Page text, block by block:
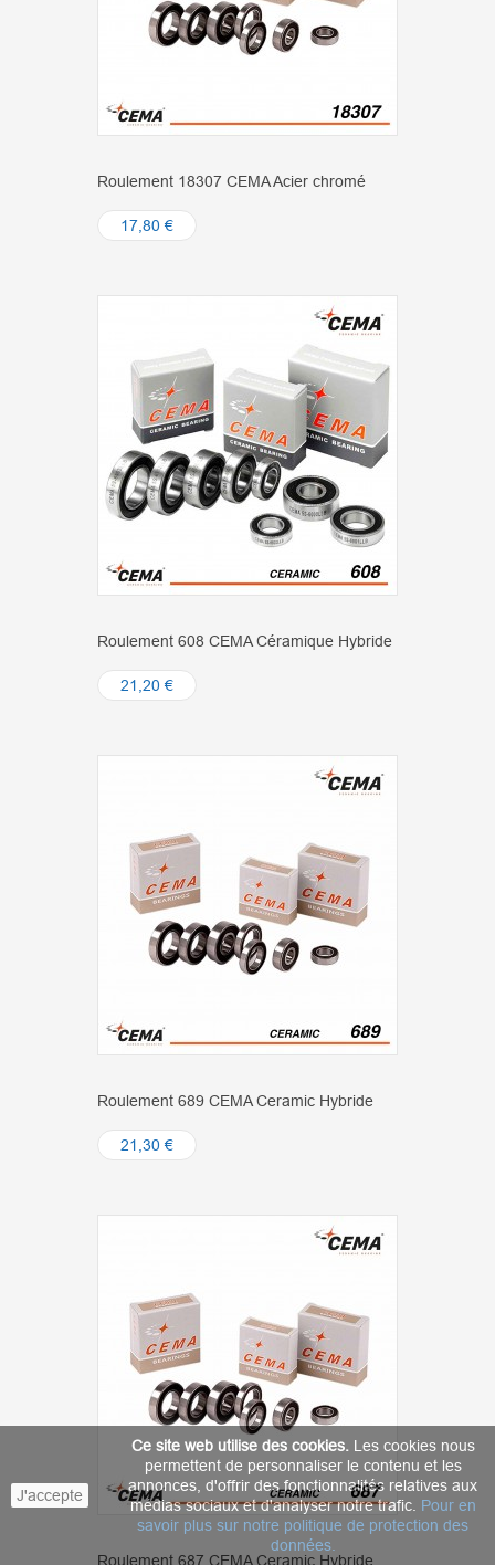
Roulement 18307 CEMA Acier chromé
17,80 €
Roulement 608 CEMA Céramique Hybride
21,20 €
Roulement 689 CEMA Ceramic Hybride
21,30 €
Roulement 687 CEMA Ceramic Hybride
J'accepte
Ce site web utilise des cookies. Les cookies nous
permettent de personnaliser le contenu et les
annonces, d'offrir des fonctionnalités relatives aux
médias sociaux et d'analyser notre trafic. Pour en
savoir plus sur notre politique de protection des
données.